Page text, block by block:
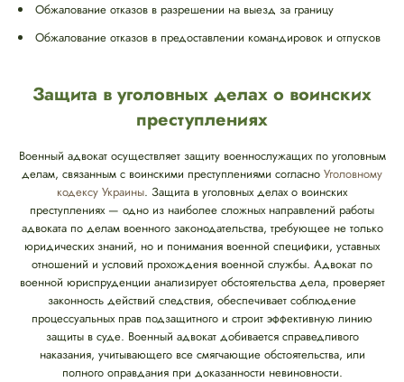
Обжалование отказов в разрешении на выезд за границу
Обжалование отказов в предоставлении командировок и отпусков
Защита в уголовных делах о воинских
преступлениях
Военный адвокат осуществляет защиту военнослужащих по уголовным
делам, связанным с воинскими преступлениями согласно Уголовному
кодексу Украины. Защита в уголовных делах о воинских
преступлениях — одно из наиболее сложных направлений работы
адвоката по делам военного законодательства, требующее не только
юридических знаний, но и понимания военной специфики, уставных
отношений и условий прохождения военной службы. Адвокат по
военной юриспруденции анализирует обстоятельства дела, проверяет
законность действий следствия, обеспечивает соблюдение
процессуальных прав подзащитного и строит эффективную линию
защиты в суде. Военный адвокат добивается справедливого
наказания, учитывающего все смягчающие обстоятельства, или
полного оправдания при доказанности невиновности.